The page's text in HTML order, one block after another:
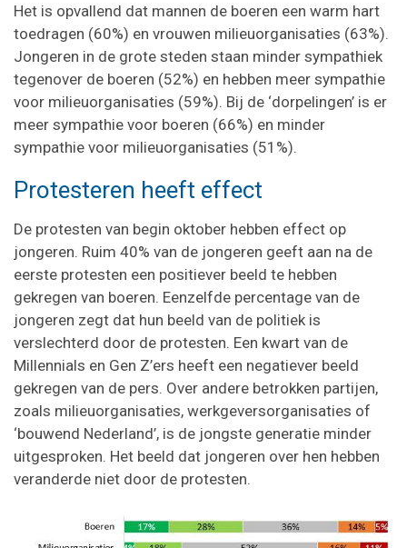
Het is opvallend dat mannen de boeren een warm hart
toedragen (60%) en vrouwen milieuorganisaties (63%).
Jongeren in de grote steden staan minder sympathiek
tegenover de boeren (52%) en hebben meer sympathie
voor milieuorganisaties (59%). Bij de ‘dorpelingen’ is er
meer sympathie voor boeren (66%) en minder
sympathie voor milieuorganisaties (51%).
Protesteren heeft effect
De protesten van begin oktober hebben effect op
jongeren. Ruim 40% van de jongeren geeft aan na de
eerste protesten een positiever beeld te hebben
gekregen van boeren. Eenzelfde percentage van de
jongeren zegt dat hun beeld van de politiek is
verslechterd door de protesten. Een kwart van de
Millennials en Gen Z’ers heeft een negatiever beeld
gekregen van de pers. Over andere betrokken partijen,
zoals milieuorganisaties, werkgeversorganisaties of
‘bouwend Nederland’, is de jongste generatie minder
uitgesproken. Het beeld dat jongeren over hen hebben
veranderde niet door de protesten.